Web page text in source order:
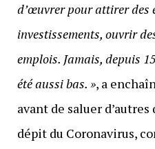
d’œuvrer pour attirer des
investissements, ouvrir
emplois. Jamais, depuis
été aussi bas. », a
avant de saluer
dépit du Coronavirus,